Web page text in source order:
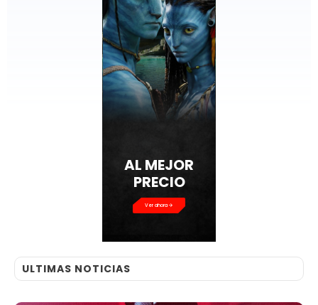
AL MEJOR
PRECIO
Ver ahora
ULTIMAS NOTICIAS